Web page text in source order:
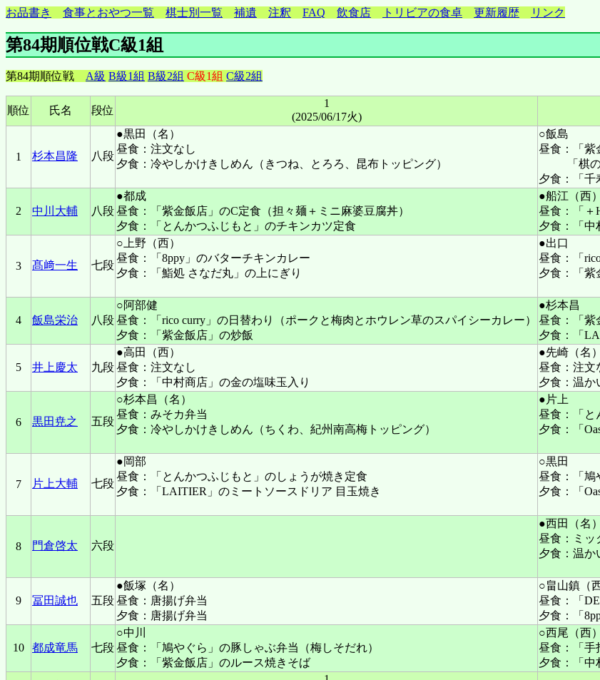
お品書き 食事とおやつ一覧 棋士別一覧 補遺 注釈 FAQ 飲食店 トリビアの食卓 更新履歴 リンク
第84期順位戦C級1組
第84期順位戦 A級 B級1組 B級2組 C級1組 C級2組
順位 氏名 段位
1
(2025/06/17火)
1 杉本昌隆 八段
●黒田（名）
昼食：注文なし
夕食：冷やしかけきしめん（きつね、とろろ、昆布トッピング）
○飯島
昼食：「紫
「棋
夕食：「千
2 中川大輔 八段
●都成
昼食：「紫金飯店」のC定食（担々麺＋ミニ麻婆豆腐丼）
夕食：「とんかつふじもと」のチキンカツ定食
●船江（西）
昼食：「＋
夕食：「中
3 髙﨑一生 七段
○上野（西）
昼食：「8ppy」のバターチキンカレー
夕食：「鮨処 さなだ丸」の上にぎり
●出口
昼食：「
夕食：「紫
4 飯島栄治 八段
○阿部健
昼食：「rico curry」の日替わり（ポークと梅肉とホウレン草のスパイシーカレー）
夕食：「紫金飯店」の炒飯
●杉本昌
昼食：「紫
夕食：「
5 井上慶太 九段
●高田（西）
昼食：注文なし
夕食：「中村商店」の金の塩味玉入り
●先崎（名）
昼食：注文
夕食：温か
6 黒田尭之 五段
○杉本昌（名）
昼食：みそカ弁当
夕食：冷やしかけきしめん（ちくわ、紀州南高梅トッピング）
●片上
昼食：「と
夕食：「
7 片上大輔 七段
●岡部
昼食：「とんかつふじもと」のしょうが焼き定食
夕食：「LAITIER」のミートソースドリア 目玉焼き
○黒田
昼食：「鳩
夕食：「
8 門倉啓太 六段
●西田（名）
昼食：ミッ
夕食：温か
9 冨田誠也 五段
●飯塚（名）
昼食：唐揚げ弁当
夕食：唐揚げ弁当
○畠山鎮（西
昼食：「
夕食：「
10 都成竜馬 七段
○中川
昼食：「鳩やぐら」の豚しゃぶ弁当（梅しそだれ）
夕食：「紫金飯店」のルース焼きそば
○西尾（西）
昼食：「手
夕食：「中